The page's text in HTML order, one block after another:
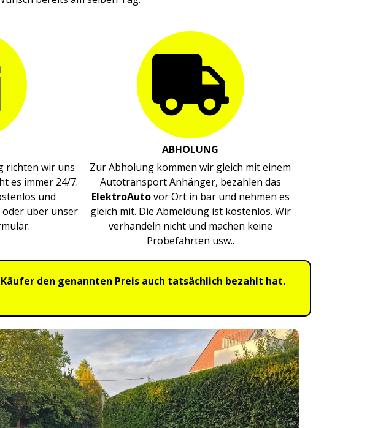
richten wir uns
es immer 24/7.
und
über unser
ABHOLUNG
Zur Abholung kommen wir gleich mit einem
Autotransport Anhänger, bezahlen das
ElektroAutovor Ort in bar und nehmen es
gleich mit. Die Abmeldung ist kostenlos. Wir
verhandeln nicht und machen keine
Probefahrten usw..
den genannten Preis auch tatsächlich bezahlt hat.